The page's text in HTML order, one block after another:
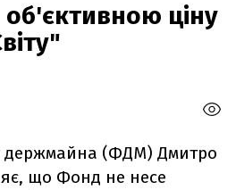
ціну
держмайна (ФДМ) Дмитро
що Фонд не несе